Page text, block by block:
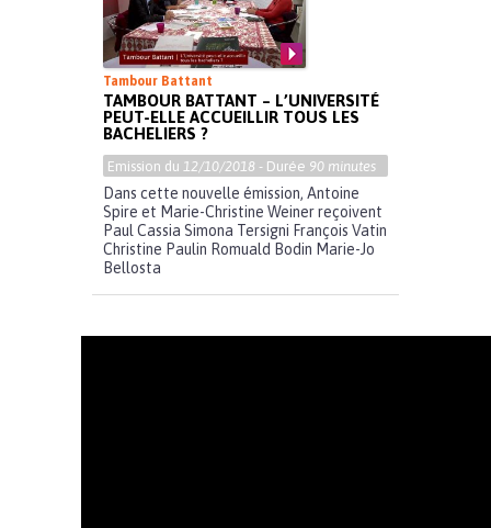
Tambour Battant
TAMBOUR BATTANT – L’UNIVERSITÉ
PEUT-ELLE ACCUEILLIR TOUS LES
BACHELIERS ?
Emission du 12/10/2018 - Durée 90 minutes
Dans cette nouvelle émission, Antoine
Spire et Marie-Christine Weiner reçoivent
Paul Cassia Simona Tersigni François Vatin
Christine Paulin Romuald Bodin Marie-Jo
Bellosta